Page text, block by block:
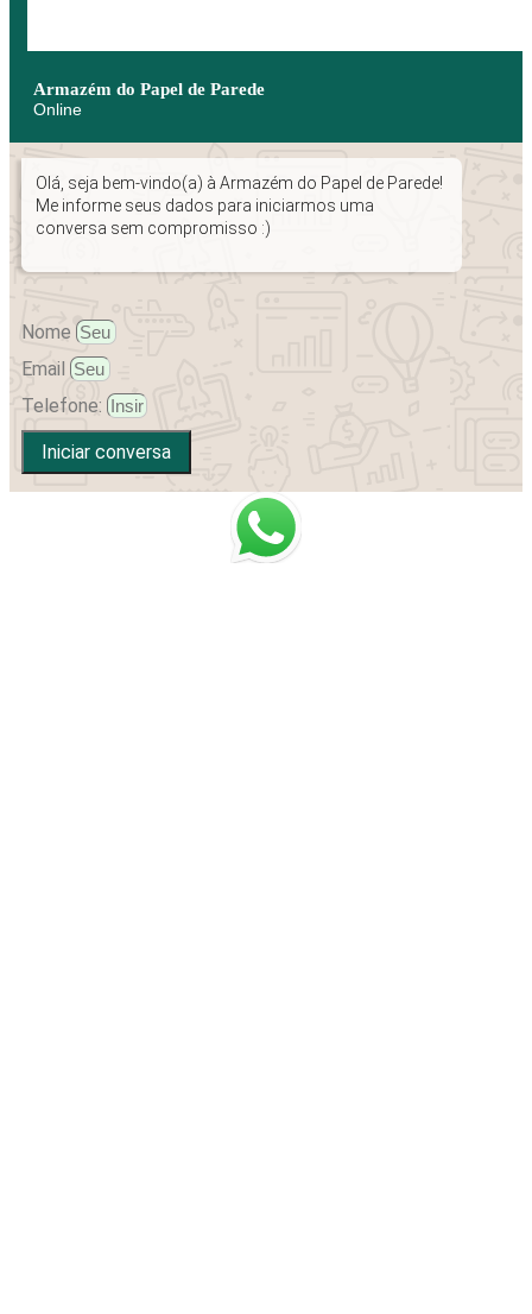
Armazém do Papel de Parede
Online
Olá, seja bem-vindo(a) à Armazém do Papel de Parede!
Me informe seus dados para iniciarmos uma
conversa sem compromisso :)
Nome
Email
Telefone:
Iniciar conversa